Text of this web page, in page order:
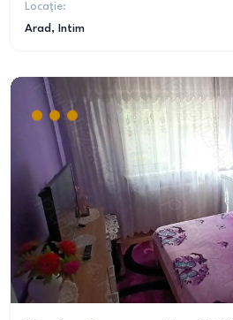
Locație:
Arad , Intim